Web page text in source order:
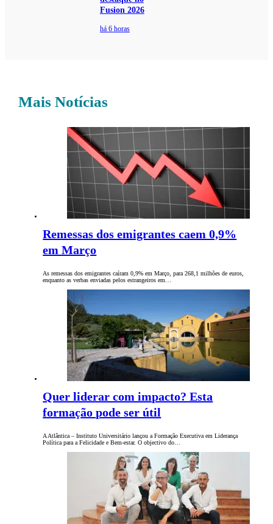
Fusion 2026
há 6 horas
Mais Notícias
Remessas dos emigrantes caem 0,9%
em Março
As remessas dos emigrantes caíram 0,9% em Março, para 268,1 milhões de euros,
enquanto as verbas enviadas pelos estrangeiros em…
Quer liderar com impacto? Esta
formação pode ser útil
A Atlântica – Instituto Universitário lançou a Formação Executiva em Liderança
Política para a Felicidade e Bem-estar. O objectivo do…